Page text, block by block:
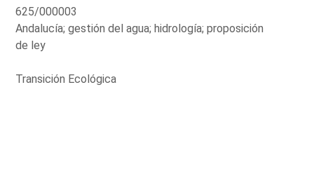
625/000003
Andalucía; gestión del agua; hidrología; proposición
de ley
Transición Ecológica